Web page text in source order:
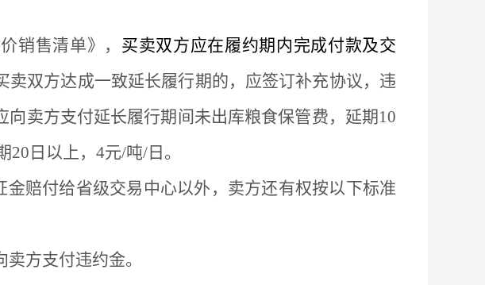
销售清单》， 买卖双方应在履约期内完成付款及交
双方达成一致延长履行期的，应签订补充协议，违
卖方支付延长履行期间未出库粮食保管费，延期 10
日以上，4元/吨/日。
赔付给省级交易中心以外，卖方还有权按以下标准
方支付违约金。